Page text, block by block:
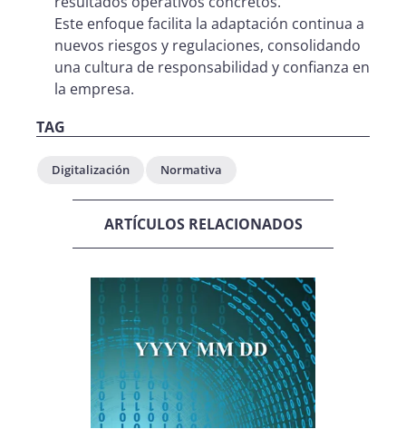
Este enfoque facilita la adaptación continua a
nuevos riesgos y regulaciones, consolidando
una cultura de responsabilidad y confianza en
la empresa.
TAG
Digitalización Normativa
ARTÍCULOS RELACIONADOS